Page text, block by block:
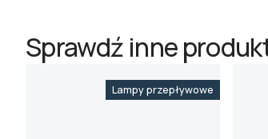
Sprawdź inne
Lampy przepływowe